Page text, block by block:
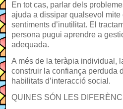
En tot cas, parlar dels
ajuda a dissipar qualsevol
sentiments d’inutilitat. El
persona pugui aprendre a
adequada.
A més de la teràpia individual,
construir la confiança perduda
habilitats d’interacció social.
QUINES SÓN LES